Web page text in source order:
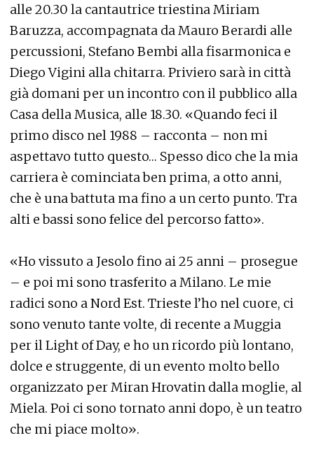
alle 20.30 la cantautrice triestina Miriam
Baruzza, accompagnata da Mauro Berardi alle
percussioni, Stefano Bembi alla fisarmonica e
Diego Vigini alla chitarra. Priviero sarà in città
già domani per un incontro con il pubblico alla
Casa della Musica, alle 18.30. «Quando feci il
primo disco nel 1988 – racconta – non mi
aspettavo tutto questo… Spesso dico che la mia
carriera è cominciata ben prima, a otto anni,
che è una battuta ma fino a un certo punto. Tra
alti e bassi sono felice del percorso fatto».
«Ho vissuto a Jesolo fino ai 25 anni – prosegue
– e poi mi sono trasferito a Milano. Le mie
radici sono a Nord Est. Trieste l’ho nel cuore, ci
sono venuto tante volte, di recente a Muggia
per il Light of Day, e ho un ricordo più lontano,
dolce e struggente, di un evento molto bello
organizzato per Miran Hrovatin dalla moglie, al
Miela. Poi ci sono tornato anni dopo, è un teatro
che mi piace molto».